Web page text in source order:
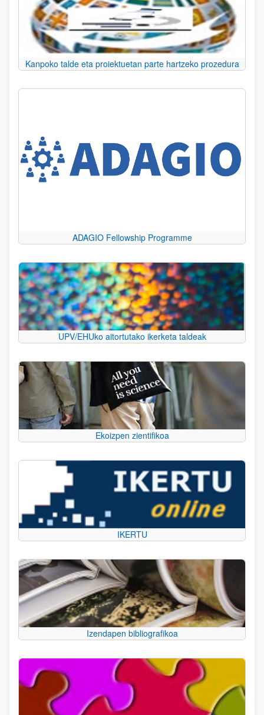
Kanpoko talde eta proiektuetan parte hartzeko prozedura
ADAGIO Fellowship Programme
UPV/EHUko aitortutako ikerketa taldeak
Ekoizpen zientifikoa
IKERTU
Izendapen bibliografikoa